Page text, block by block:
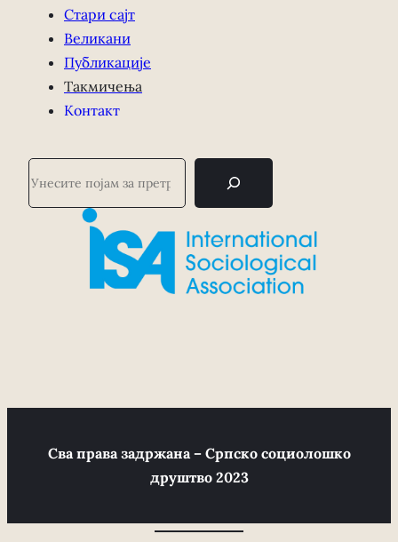
Стари сајт
Великани
Публикације
Такмичења
Контакт
П
р
е
Сва права задржана – Српско социолошко
друштво 2023